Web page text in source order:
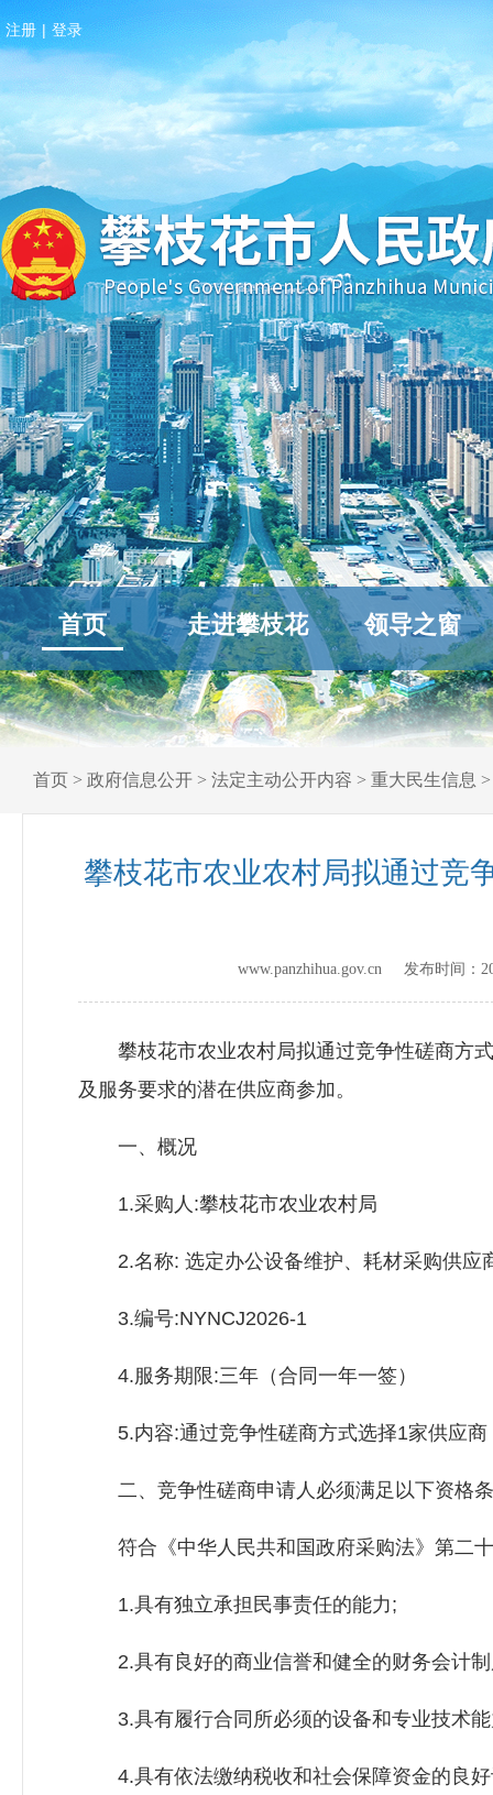
注册 | 登录
首页 走进攀枝花 领导之窗
首页 > 政府信息公开 > 法定主动公开内容 > 重大民生信息
攀枝花市农业农村局拟通过竞
www.panzhihua.gov.cn 发布时间：
攀枝花市农业农村局拟通过竞争性磋商方式
及服务要求的潜在供应商参加。
一、概况
1.采购人:攀枝花市农业农村局
2.名称: 选定办公设备维护、耗材采购供应
3.编号:NYNCJ2026-1
4.服务期限:三年（合同一年一签）
5.内容:通过竞争性磋商方式选择1家供应商
二、竞争性磋商申请人必须满足以下资格
符合《中华人民共和国政府采购法》第二
1.具有独立承担民事责任的能力;
2.具有良好的商业信誉和健全的财务会计制
3.具有履行合同所必须的设备和专业技术能
4.具有依法缴纳税收和社会保障资金的良好